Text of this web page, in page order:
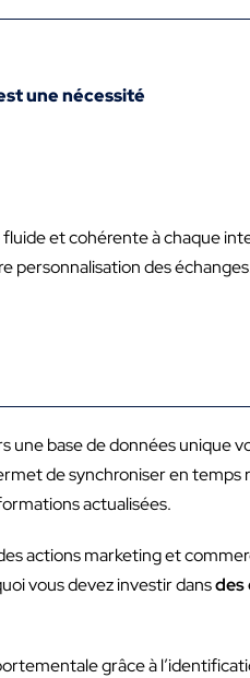
une nécessité
et cohérente à chaque
personnalisation des
base de données unique
de synchroniser en temps
actualisées.
actions marketing et
vous devez investir dansdes
grâce à